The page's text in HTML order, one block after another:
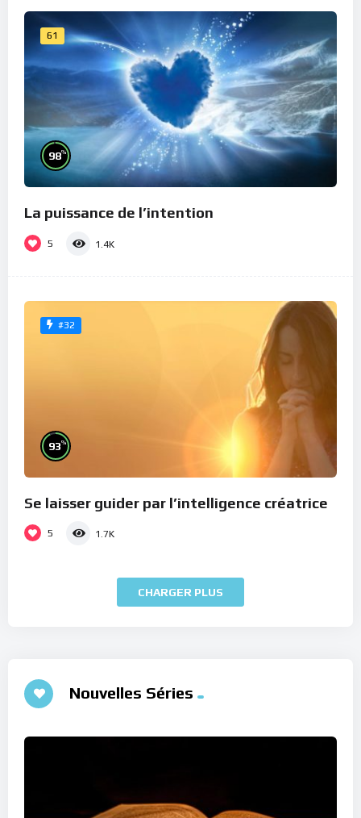
61
98%
La puissance de l’intention
5 1.4K
#32
93%
Se laisser guider par l’intelligence créatrice
5 1.7K
CHARGER PLUS
Nouvelles Séries